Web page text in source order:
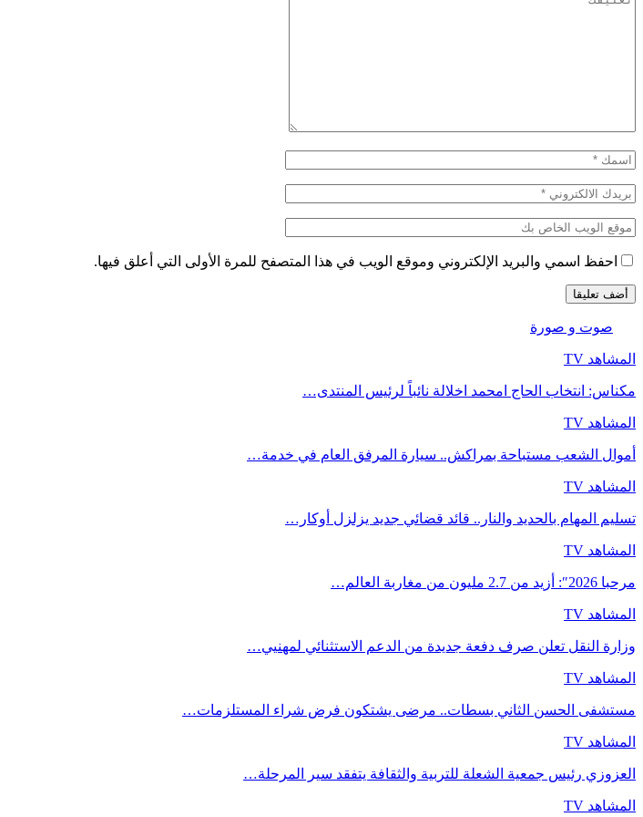
احفظ اسمي والبريد الإلكتروني وموقع الويب في هذا المتصفح للمرة الأولى التي أعلق فيها.
صوت و صورة
المشاهد TV
مكناس: انتخاب الحاج امحمد اخلالة نائباً لرئيس المنتدى…
المشاهد TV
أموال الشعب مستباحة بمراكش.. سيارة المرفق العام في خدمة…
المشاهد TV
تسليم المهام بالحديد والنار.. قائد قضائي جديد يزلزل أوكار…
المشاهد TV
مرحبا 2026″: أزيد من 2.7 مليون من مغاربة العالم…
المشاهد TV
وزارة النقل تعلن صرف دفعة جديدة من الدعم الاستثنائي لمهنيي…
المشاهد TV
مستشفى الحسن الثاني بسطات.. مرضى يشتكون فرض شراء المستلزمات…
المشاهد TV
العزوزي رئيس جمعية الشعلة للتربية والثقافة يتفقد سير المرحلة…
المشاهد TV